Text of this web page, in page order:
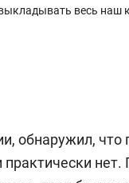
весь наш
обнаружил, что